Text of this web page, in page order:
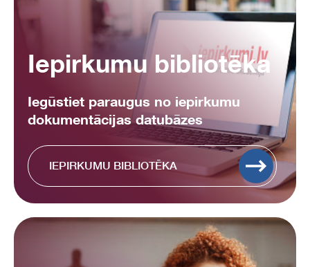
Iepirkumu bibliotēka
Iegūstiet paraugus no iepirkumu
dokumentācijas datubāzes
IEPIRKUMU BIBLIOTĒKA